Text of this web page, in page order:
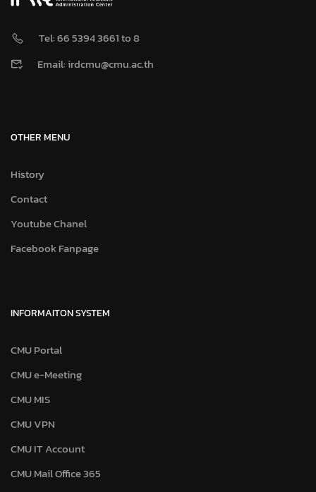
Tel: 66 5394 3661 to 8
Email: irdcmu@cmu.ac.th
OTHER MENU
History
Contact
Youtube Chanel
Facebook Fanpage
INFORMAITON SYSTEM
CMU Portal
CMU e-Meeting
CMU MIS
CMU VPN
CMU IT Account
CMU Mail Office 365